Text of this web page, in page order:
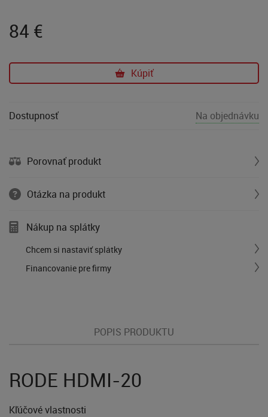
84 €
Kúpiť
Dostupnosť Na objednávku
Porovnať produkt
Otázka na produkt
Nákup na splátky
Chcem si nastaviť splátky
Financovanie pre firmy
POPIS PRODUKTU
RODE HDMI-20
Kľúčové vlastnosti